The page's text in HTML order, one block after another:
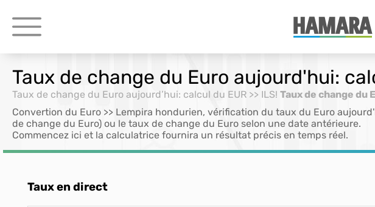
Taux de change du Euro aujourd'hui:
Taux de change du Euro aujourd’hui: calcul du EUR >> ILS! Taux de change du
Convertion du Euro >> Lempira hondurien, vérification du taux du Euro
de change du Euro) ou le taux de change du Euro selon une date antérieure.
Commencez ici et la calculatrice fournira un résultat précis en temps réel.
Taux en direct